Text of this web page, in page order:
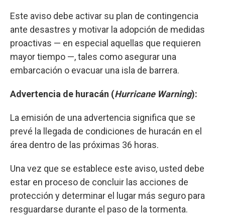
Este aviso debe activar su plan de contingencia
ante desastres y motivar la adopción de medidas
proactivas — en especial aquellas que requieren
mayor tiempo —, tales como asegurar una
embarcación o evacuar una isla de barrera.
Advertencia de huracán (Hurricane Warning):
La emisión de una advertencia significa que se
prevé la llegada de condiciones de huracán en el
área dentro de las próximas 36 horas.
Una vez que se establece este aviso, usted debe
estar en proceso de concluir las acciones de
protección y determinar el lugar más seguro para
resguardarse durante el paso de la tormenta.